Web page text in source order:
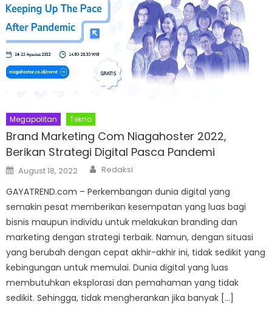
Megapolitan Tekno
Brand Marketing Com Niagahoster 2022,
Berikan Strategi Digital Pasca Pandemi
Posted
on
August 18, 2022 Author
Redaksi
GAYATREND.com – Perkembangan dunia digital yang
semakin pesat memberikan kesempatan yang luas bagi
bisnis maupun individu untuk melakukan branding dan
marketing dengan strategi terbaik. Namun, dengan situasi
yang berubah dengan cepat akhir-akhir ini, tidak sedikit yang
kebingungan untuk memulai. Dunia digital yang luas
membutuhkan eksplorasi dan pemahaman yang tidak
sedikit. Sehingga, tidak mengherankan jika banyak […]